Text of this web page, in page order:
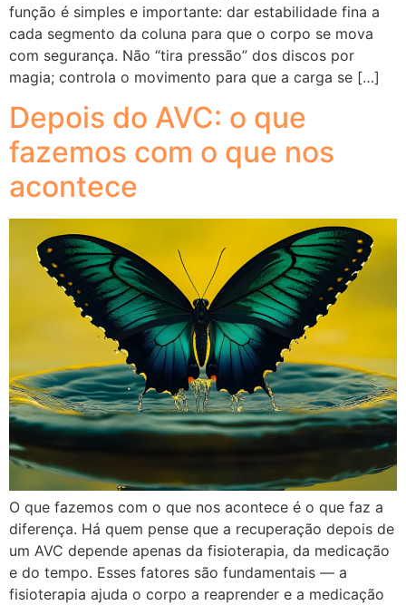
função é simples e importante: dar estabilidade fina a
cada segmento da coluna para que o corpo se mova
com segurança. Não “tira pressão” dos discos por
magia; controla o movimento para que a carga se […]
Depois do AVC: o que
fazemos com o que nos
acontece
O que fazemos com o que nos acontece é o que faz a
diferença. Há quem pense que a recuperação depois de
um AVC depende apenas da fisioterapia, da medicação
e do tempo. Esses fatores são fundamentais — a
fisioterapia ajuda o corpo a reaprender e a medicação